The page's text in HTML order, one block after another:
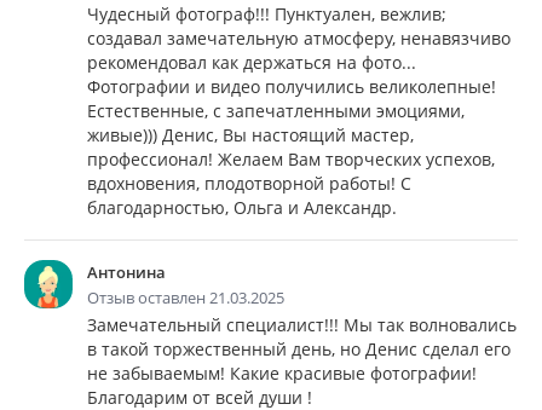
Чудесный фотограф!!! Пунктуален, вежлив;
создавал замечательную атмосферу, ненавязчиво
рекомендовал как держаться на фото...
Фотографии и видео получились великолепные!
Естественные, с запечатленными эмоциями,
живые))) Денис, Вы настоящий мастер,
профессионал! Желаем Вам творческих успехов,
вдохновения, плодотворной работы! С
благодарностью, Ольга и Александр.
Антонина
Отзыв оставлен 21.03.2025
Замечательный специалист!!! Мы так волновались
в такой торжественный день, но Денис сделал его
не забываемым! Какие красивые фотографии!
Благодарим от всей души !